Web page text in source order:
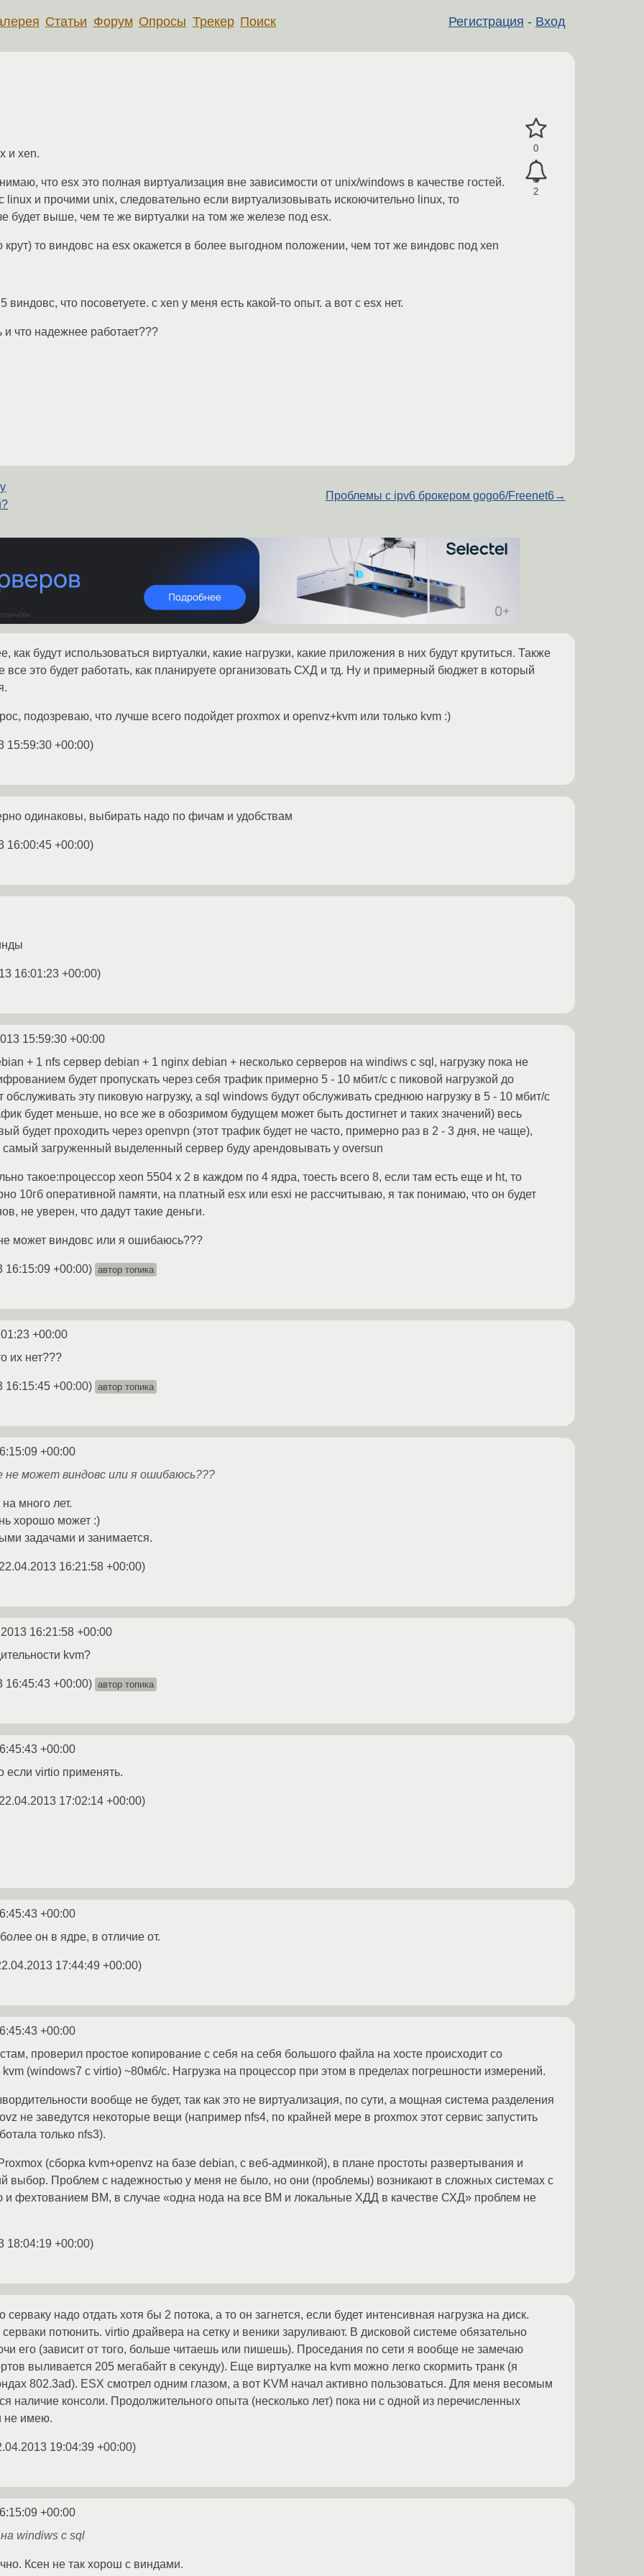
Регистрация - Вход
Статьи Форум Опросы Трекер Поиск
0
2
и xen.
что esx это полная виртуализация вне зависимости от unix/windows в качестве гостей.
linux и прочими unix, следовательно если виртуализовывать искоючительно linux, то
будет выше, чем те же виртуалки на том же железе под esx.
крут) то виндовс на esx окажется в более выгодном положении, чем тот же виндовс под xen
что посоветуете. с xen у меня есть какой-то опыт. а вот с esx нет.
и что надежнее работает???
Проблемы с ipv6 брокером gogo6/Freenet6→
будут использоваться виртуалки, какие нагрузки, какие приложения в них будут крутиться. Также
все это будет работать, как планируете организовать СХД и тд. Ну и примерный бюджет в который
подозреваю, что лучше всего подойдет proxmox и openvz+kvm или только kvm :)
15:59:30 +00:00)
одинаковы, выбирать надо по фичам и удобствам
16:00:45 +00:00)
16:01:23 +00:00)
15:59:30 +00:00
+ 1 nfs сервер debian + 1 nginx debian + несколько серверов на windiws с sql, нагрузку пока не
будет пропускать через себя трафик примерно 5 - 10 мбит/с с пиковой нагрузкой до
обслуживать эту пиковую нагрузку, а sql windows будут обслуживать среднюю нагрузку в 5 - 10 мбит/с
будет меньше, но все же в обозримом будущем может быть достигнет и таких значений) весь
будет проходить через openvpn (этот трафик будет не часто, примерно раз в 2 - 3 дня, не чаще),
самый загруженный выделенный сервер буду арендовывать у oversun
такое:процессор xeon 5504 x 2 в каждом по 4 ядра, тоесть всего 8, если там есть еще и ht, то
10гб оперативной памяти, на платный esx или esxi не рассчитываю, я так понимаю, что он будет
не уверен, что дадут такие деньги.
может виндовс или я ошибаюсь???
16:15:09 +00:00) автор топика
+00:00
их нет???
16:15:45 +00:00) автор топика
+00:00
не может виндовс или я ошибаюсь???
много лет.
хорошо может :)
задачами и занимается.
16:21:58 +00:00)
16:21:58 +00:00
kvm?
16:45:43 +00:00) автор топика
+00:00
если virtio применять.
17:02:14 +00:00)
+00:00
он в ядре, в отличие от.
17:44:49 +00:00)
+00:00
проверил простое копирование с себя на себя большого файла на хосте происходит со
(windows7 с virtio) ~80мб/с. Нагрузка на процессор при этом в пределах погрешности измерений.
вообще не будет, так как это не виртуализация, по сути, а мощная система разделения
не заведутся некоторые вещи (например nfs4, по крайней мере в proxmox этот сервис запустить
только nfs3).
(сборка kvm+openvz на базе debian, c веб-админкой), в плане простоты развертывания и
выбор. Проблем с надежностью у меня не было, но они (проблемы) возникают в сложных системах с
и фехтованием ВМ, в случае «одна нода на все ВМ и локальные ХДД в качестве СХД» проблем не
18:04:19 +00:00)
надо отдать хотя бы 2 потока, а то он загнется, если будет интенсивная нагрузка на диск.
потюнить. virtio драйвера на сетку и веники заруливают. В дисковой системе обязательно
его (зависит от того, больше читаешь или пишешь). Проседания по сети я вообще не замечаю
выливается 205 мегабайт в секунду). Еще виртуалке на kvm можно легко скормить транк (я
802.3ad). ESX смотрел одним глазом, а вот KVM начал активно пользоваться. Для меня весомым
наличие консоли. Продолжительного опыта (несколько лет) пока ни с одной из перечисленных
не имею.
19:04:39 +00:00)
+00:00
windiws с sql
Ксен не так хорош с виндами.